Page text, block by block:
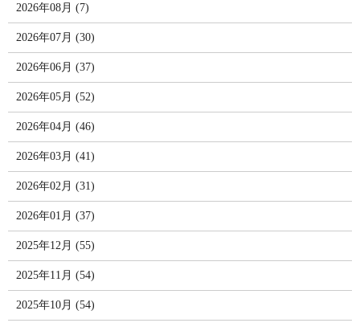
2026年08月 (7)
2026年07月 (30)
2026年06月 (37)
2026年05月 (52)
2026年04月 (46)
2026年03月 (41)
2026年02月 (31)
2026年01月 (37)
2025年12月 (55)
2025年11月 (54)
2025年10月 (54)